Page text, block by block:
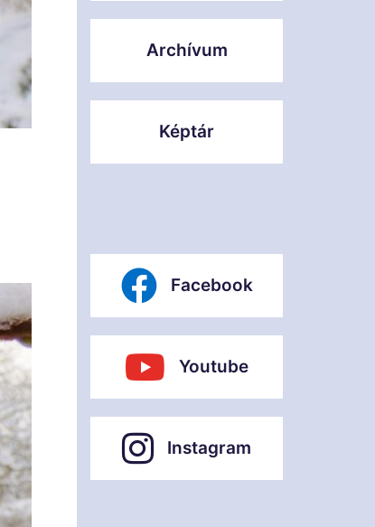
Archívum
Képtár
Facebook
Youtube
Instagram